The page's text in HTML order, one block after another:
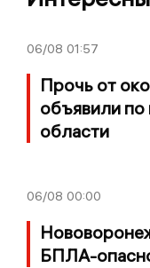
06/08 01:57
Прочь от
объявили
области
06/08 00:00
БПЛА-